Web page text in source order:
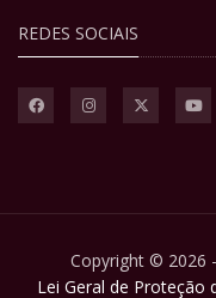
REDES SOCIAIS
Copyright © 2026
Lei Geral de Proteção